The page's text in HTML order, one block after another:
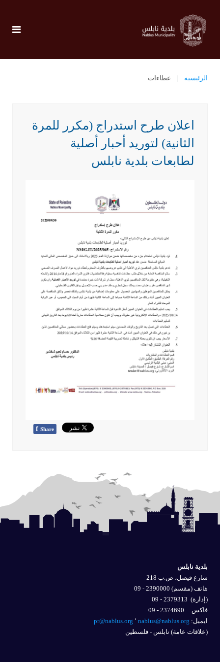
الرئيسيه عطاءات
اعلان طرح استدراج (مكرر للمرة
الثانية) لتوريد أحبار أصلية
لطابعات بلدية نابلس
f Share
بلدية نابلس
شارع فيصل، ص.ب 218
هاتف (مقسم) 2390000 - 09
(إدارة)
فاكس 2374690 - 09
ايميل: nablus@nablus.org
pr@nablus.org
(علاقات عامة) نابلس - فلسطين